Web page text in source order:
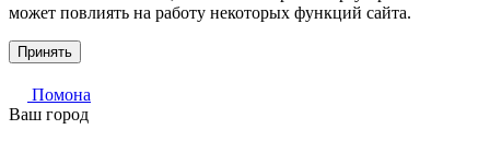
может повлиять на работу некоторых функций сайта.
Принять
Помона
Ваш город